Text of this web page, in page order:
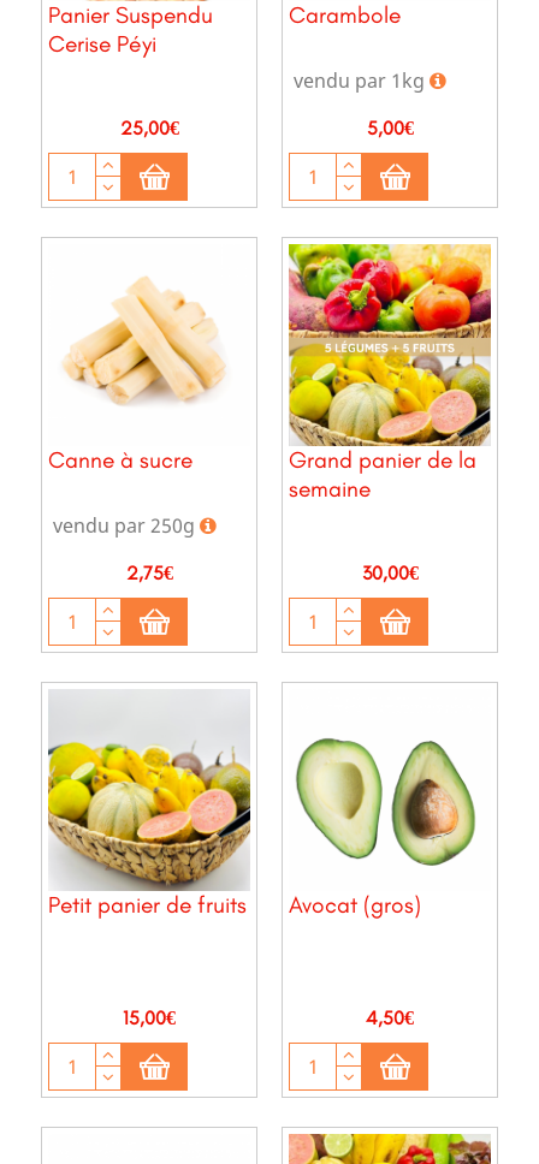
Panier Suspendu
Cerise Péyi
Prix
25,00€
Carambole
vendu par 1kg
Prix
5,00€
Canne à sucre
vendu par 250g
Prix
2,75€
Grand panier de la
semaine
Prix
30,00€
Petit panier de fruits
Prix
15,00€
Avocat (gros)
Prix
4,50€